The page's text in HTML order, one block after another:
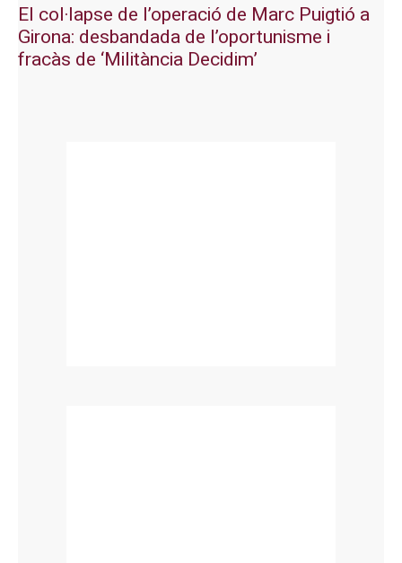
El col·lapse de l’operació de Marc Puigtió a
Girona: desbandada de l’oportunisme i
fracàs de ‘Militància Decidim’